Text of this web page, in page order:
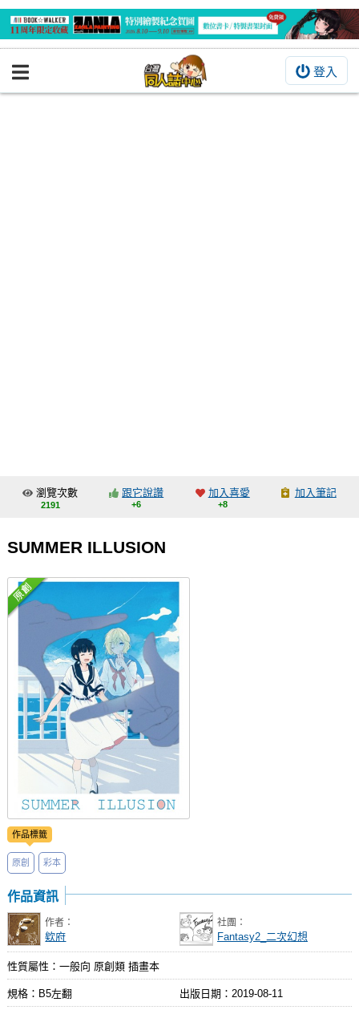
登入
BOOKY書集倉庫
交流中心
會員中心
註冊會員
登入
瀏覽次數
2191
跟它說讚
+6
加入喜愛
+8
加入筆記
SUMMER ILLUSION
作品標籤
原創 彩本
作品資訊
作者：
欸府
社團：
Fantasy2_二次幻想
性質屬性：一般向 原創類 插畫本
規格：B5左翻 出版日期： 2019-08-11